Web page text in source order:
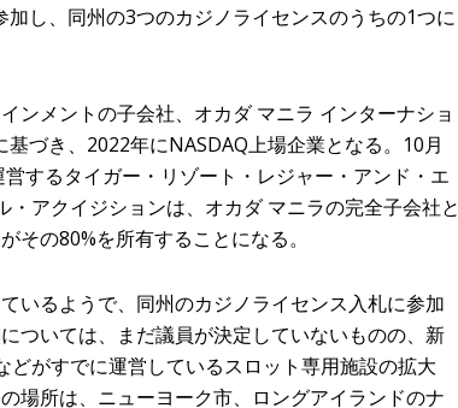
し、同州の3つのカジノライセンスのうちの1つに
ンメントの子会社、オカダ マニラ インターナショ
基づき、2022年にNASDAQ上場企業となる。10月
するタイガー・リゾート・レジャー・アンド・エ
アクイジションは、オカダ マニラの完全子会社と
その80%を所有することになる。
いるようで、同州のカジノライセンス入札に参加
ついては、まだ議員が決定していないものの、新
がすでに運営しているスロット専用施設の拡大
場所は、ニューヨーク市、ロングアイランドのナ